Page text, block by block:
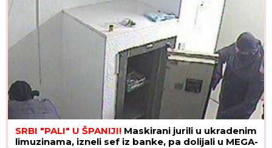
SRBI "PALI" U ŠPANIJI! Maskirani jurili u ukradenim
limuzinama, izneli sef iz banke, pa dolijali u MEGA-